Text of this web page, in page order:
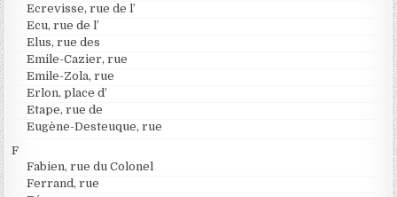
Ecrevisse, rue de l’
Ecu, rue de l’
Elus, rue des
Emile-Cazier, rue
Emile-Zola, rue
Erlon, place d’
Etape, rue de
Eugène-Desteuque, rue
F
Fabien, rue du Colonel
Ferrand, rue